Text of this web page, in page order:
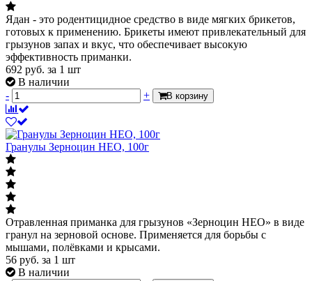
Ядан - это родентицидное средство в виде мягких брикетов,
готовых к применению. Брикеты имеют привлекательный для
грызунов запах и вкус, что обеспечивает высокую
эффективность приманки.
692 руб. за 1 шт
В наличии
-
+ В корзину
Гранулы Зерноцин НЕО, 100г
Отравленная приманка для грызунов «Зерноцин НЕО» в виде
гранул на зерновой основе. Применяется для борьбы с
мышами, полёвками и крысами.
56 руб. за 1 шт
В наличии